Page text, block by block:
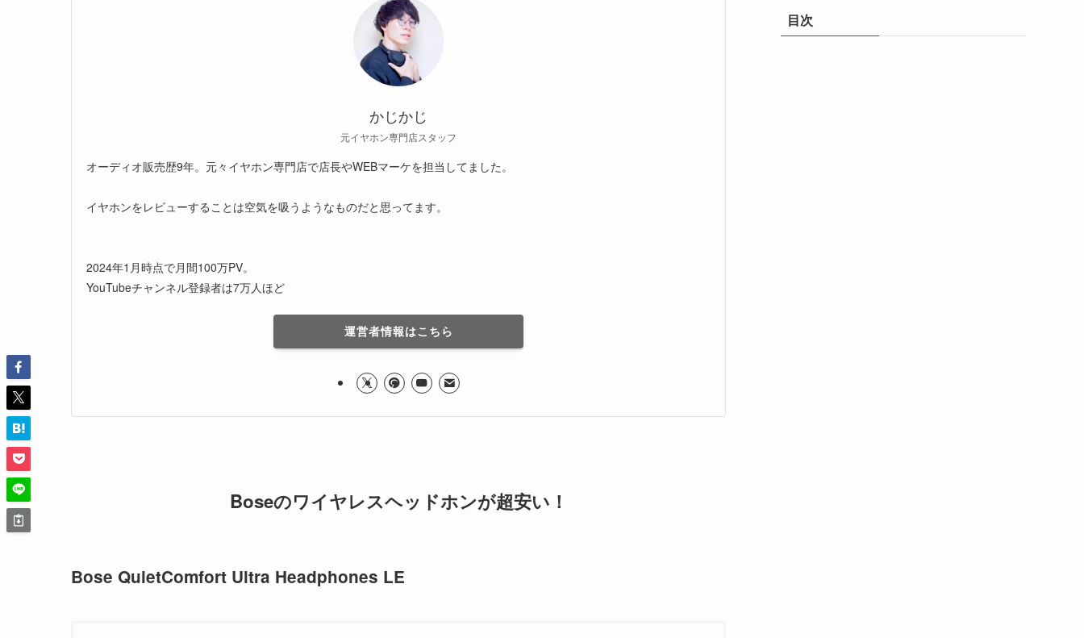
かじかじ
元イヤホン専門店スタッフ
オーディオ販売歴9年。元々イヤホン専門店で店長やWEBマーケを担当してました。
イヤホンをレビューすることは空気を吸うようなものだと思ってます。
2024年1月時点で月間100万PV。
YouTubeチャンネル登録者は7万人ほど
運営者情報はこちら
Boseのワイヤレスヘッドホンが超安い！
Bose QuietComfort Ultra Headphones LE
目次